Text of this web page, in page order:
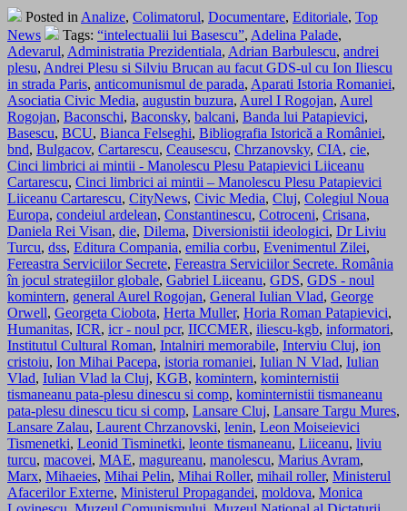
Posted in Analize, Colimatorul, Documentare, Editoriale, Top
News
Tags: “intelectualii lui Basescu”, Adelina Palade,
Adevarul, Administratia Prezidentiala, Adrian Barbulescu, andrei
plesu, Andrei Plesu si Silviu Brucan au facut GDS-ul cu Ion Iliescu
in strada Paris, anticomunismul de parada, Aparati Istoria Romaniei,
Asociatia Civic Media, augustin buzura, Aurel I Rogojan, Aurel
Rogojan, Baconschi, Baconsky, balcani, Banda lui Patapievici,
Basescu, BCU, Bianca Felseghi, Bibliografia Istorică a României,
bnd, Bulgacov, Cartarescu, Ceausescu, Chrzanovsky, CIA, cie,
Cinci limbrici ai mintii - Manolescu Plesu Patapievici Liiceanu
Cartarescu, Cinci limbrici ai mintii – Manolescu Plesu Patapievici
Liiceanu Cartarescu, CityNews, Civic Media, Cluj, Colegiul Noua
Europa, condeiul ardelean, Constantinescu, Cotroceni, Crisana,
Daniela Rei Visan, die, Dilema, Diversionistii ideologici, Dr Liviu
Turcu, dss, Editura Compania, emilia corbu, Evenimentul Zilei,
Fereastra Serviciilor Secrete, Fereastra Serviciilor Secrete. România
în jocul strategiilor globale, Gabriel Liiceanu, GDS, GDS - noul
komintern, general Aurel Rogojan, General Iulian Vlad, George
Orwell, Georgeta Ciobota, Herta Muller, Horia Roman Patapievici,
Humanitas, ICR, icr - noul pcr, IICCMER, iliescu-kgb, informatori,
Institutul Cultural Roman, Intalniri memorabile, Interviu Cluj, ion
cristoiu, Ion Mihai Pacepa, istoria romaniei, Iulian N Vlad, Iulian
Vlad, Iulian Vlad la Cluj, KGB, komintern, kominternistii
tismaneanu pata-plesu dinescu si comp, kominternistii tismaneanu
pata-plesu dinescu ticu si comp, Lansare Cluj, Lansare Targu Mures,
Lansare Zalau, Laurent Chrzanovski, lenin, Leon Moiseievici
Tismenetki, Leonid Tisminetki, leonte tismaneanu, Liiceanu, liviu
turcu, macovei, MAE, magureanu, manolescu, Marius Avram,
Marx, Mihaeies, Mihai Pelin, Mihai Roller, mihail roller, Ministerul
Afacerilor Externe, Ministerul Propagandei, moldova, Monica